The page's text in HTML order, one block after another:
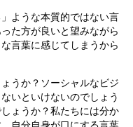
ような本質的ではない言
た方が良いと望みながら
言葉に感じてしまうから
うか？ソーシャルなビジ
いといけないのでしょう
ょうか？私たちには分か